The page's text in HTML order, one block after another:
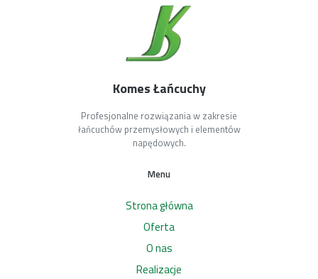
Komes Łańcuchy
Profesjonalne rozwiązania w zakresie
łańcuchów przemysłowych i elementów
napędowych.
Menu
Strona główna
Oferta
O nas
Realizacje